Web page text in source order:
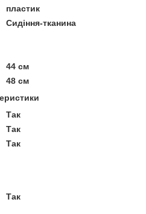
пластик
Сидіння-тканина
44 см
48 см
Так
Так
Так
Так